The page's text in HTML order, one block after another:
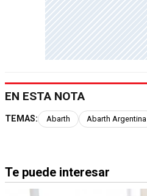
EN ESTA NOTA
TEMAS: Abarth Abarth Argentina